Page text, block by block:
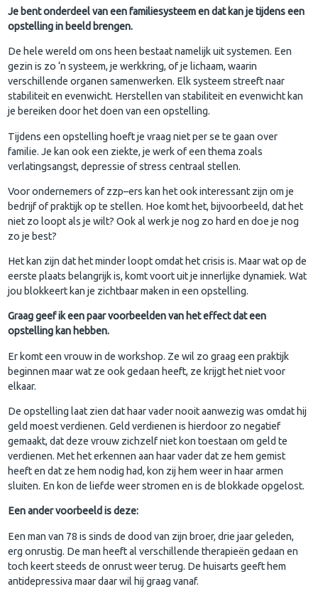
Je bent onderdeel van een familiesysteem en dat kan je tijdens een
opstelling in beeld brengen.
De hele wereld om ons heen bestaat namelijk uit systemen. Een
gezin is zo ‘n systeem, je werkkring, of je lichaam, waarin
verschillende organen samenwerken. Elk systeem streeft naar
stabiliteit en evenwicht. Herstellen van stabiliteit en evenwicht kan
je bereiken door het doen van een opstelling.
Tijdens een opstelling hoeft je vraag niet per se te gaan over
familie. Je kan ook een ziekte, je werk of een thema zoals
verlatingsangst, depressie of stress centraal stellen.
Voor ondernemers of zzp–ers kan het ook interessant zijn om je
bedrijf of praktijk op te stellen. Hoe komt het, bijvoorbeeld, dat het
niet zo loopt als je wilt? Ook al werk je nog zo hard en doe je nog
zo je best?
Het kan zijn dat het minder loopt omdat het crisis is. Maar wat op de
eerste plaats belangrijk is, komt voort uit je innerlijke dynamiek. Wat
jou blokkeert kan je zichtbaar maken in een opstelling.
Graag geef ik een paar voorbeelden van het effect dat een
opstelling kan hebben.
Er komt een vrouw in de workshop. Ze wil zo graag een praktijk
beginnen maar wat ze ook gedaan heeft, ze krijgt het niet voor
elkaar.
De opstelling laat zien dat haar vader nooit aanwezig was omdat hij
geld moest verdienen. Geld verdienen is hierdoor zo negatief
gemaakt, dat deze vrouw zichzelf niet kon toestaan om geld te
verdienen. Met het erkennen aan haar vader dat ze hem gemist
heeft en dat ze hem nodig had, kon zij hem weer in haar armen
sluiten. En kon de liefde weer stromen en is de blokkade opgelost.
Een ander voorbeeld is deze:
Een man van 78 is sinds de dood van zijn broer, drie jaar geleden,
erg onrustig. De man heeft al verschillende therapieën gedaan en
toch keert steeds de onrust weer terug. De huisarts geeft hem
antidepressiva maar daar wil hij graag vanaf.